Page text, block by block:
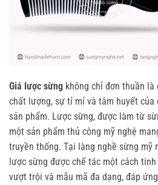
Giá lược sừng không chỉ đơn thuần là
chất lượng, sự tỉ mỉ và tâm huyết của
sản phẩm. Lược sừng, được làm từ
một sản phẩm thủ công mỹ nghệ
truyền thống. Tại làng nghề sừng mỹ
lược sừng được chế tác một cách
vượt trội và mẫu mã đa dạng, đáp